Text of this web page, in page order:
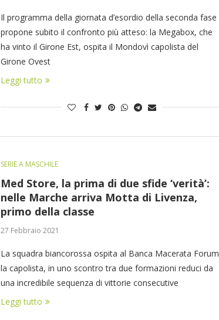
Il programma della giornata d’esordio della seconda fase
propone subito il confronto più atteso: la Megabox, che
ha vinto il Girone Est, ospita il Mondovì capolista del
Girone Ovest
Leggi tutto
SERIE A MASCHILE
Med Store, la prima di due sfide ‘verità’:
nelle Marche arriva Motta di Livenza,
primo della classe
27 Febbraio 2021
La squadra biancorossa ospita al Banca Macerata Forum
la capolista, in uno scontro tra due formazioni reduci da
una incredibile sequenza di vittorie consecutive
Leggi tutto